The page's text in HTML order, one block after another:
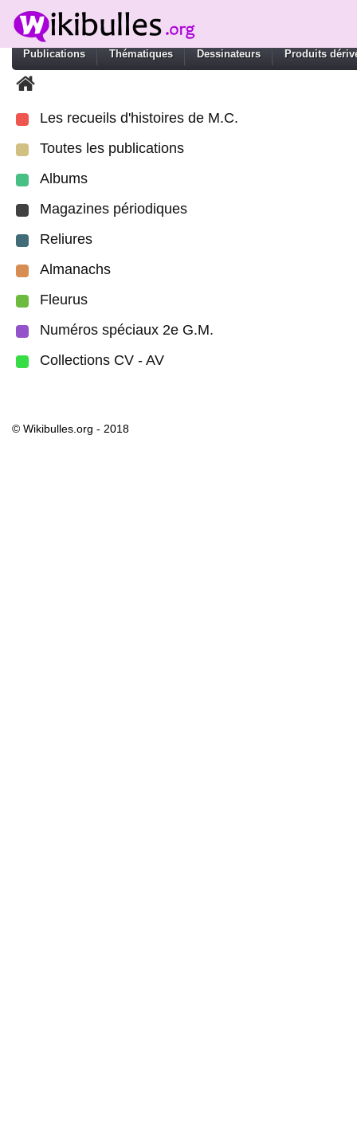
Publications Thématiques Dessinateurs Produits
Les recueils d'histoires de M.C.
Toutes les publications
Albums
Magazines périodiques
Reliures
Almanachs
Fleurus
Numéros spéciaux 2e G.M.
Collections CV - AV
© Wikibulles.org - 2018